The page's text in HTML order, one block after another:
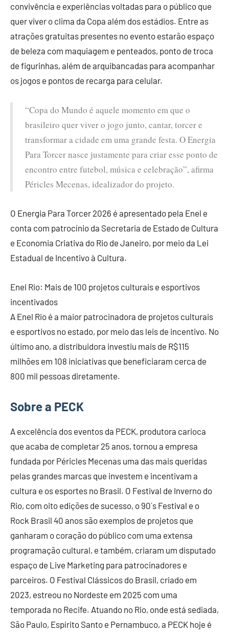
convivência e experiências voltadas para o público que
quer viver o clima da Copa além dos estádios. Entre as
atrações gratuitas presentes no evento estarão espaço
de beleza com maquiagem e penteados, ponto de troca
de figurinhas, além de arquibancadas para acompanhar
os jogos e pontos de recarga para celular.
“Copa do Mundo é aquele momento em que o
brasileiro quer viver o jogo junto, cantar, torcer e
transformar a cidade em uma grande festa. O Energia
Para Torcer nasce justamente para criar esse ponto de
encontro entre futebol, música e celebração”, afirma
Péricles Mecenas, idealizador do projeto.
O Energia Para Torcer 2026 é apresentado pela Enel e
conta com patrocínio da Secretaria de Estado de Cultura
e Economia Criativa do Rio de Janeiro, por meio da Lei
Estadual de Incentivo à Cultura.
Enel Rio: Mais de 100 projetos culturais e esportivos
incentivados
A Enel Rio é a maior patrocinadora de projetos culturais
e esportivos no estado, por meio das leis de incentivo. No
último ano, a distribuidora investiu mais de R$115
milhões em 108 iniciativas que beneficiaram cerca de
800 mil pessoas diretamente.
Sobre a PECK
A excelência dos eventos da PECK, produtora carioca
que acaba de completar 25 anos, tornou a empresa
fundada por Péricles Mecenas uma das mais queridas
pelas grandes marcas que investem e incentivam a
cultura e os esportes no Brasil. O Festival de Inverno do
Rio, com oito edições de sucesso, o 90´s Festival e o
Rock Brasil 40 anos são exemplos de projetos que
ganharam o coração do público com uma extensa
programação cultural, e também, criaram um disputado
espaço de Live Marketing para patrocinadores e
parceiros. O Festival Clássicos do Brasil, criado em
2023, estreou no Nordeste em 2025 com uma
temporada no Recife. Atuando no Rio, onde está sediada,
São Paulo, Espírito Santo e Pernambuco, a PECK hoje é